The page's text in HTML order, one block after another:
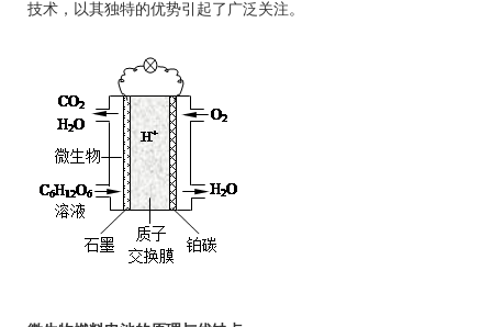
技术，以其独特的优势引起了广泛关注。